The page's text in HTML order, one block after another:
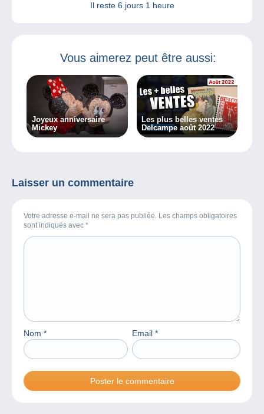
Il reste 6 jours 1 heure
Vous aimerez peut être aussi:
Joyeux anniversaire
Mickey
Les plus belles ventes
Delcampe août 2022
Laisser un commentaire
Votre adresse e-mail ne sera pas publiée. Les champs obligatoires
sont indiqués avec *
Nom * Email *